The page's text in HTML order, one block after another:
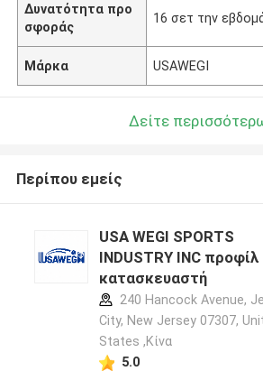
Δυνατότητα προ
σφοράς
16 σετ την
Μάρκα USAWEGI
Δείτε
Περίπου εμείς
USA WEGI SPORTS
INDUSTRY INC προφίλ
κατασκευαστή
240 Hancock Avenue,
City, New Jersey 07307,
States ,Κίνα
5.0